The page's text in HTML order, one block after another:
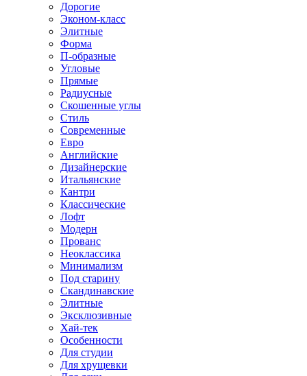
Дорогие
Эконом-класс
Элитные
Форма
П-образные
Угловые
Прямые
Радиусные
Скошенные углы
Стиль
Современные
Евро
Английские
Дизайнерские
Итальянские
Кантри
Классические
Лофт
Модерн
Прованс
Неоклассика
Минимализм
Под старину
Скандинавские
Элитные
Эксклюзивные
Хай-тек
Особенности
Для студии
Для хрущевки